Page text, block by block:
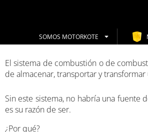
SOMOS MOTORKOTE
El sistema de combustión o de
de almacenar, transportar y
Sin este sistema, no habría una fuente
es su razón de ser.
¿Por qué?